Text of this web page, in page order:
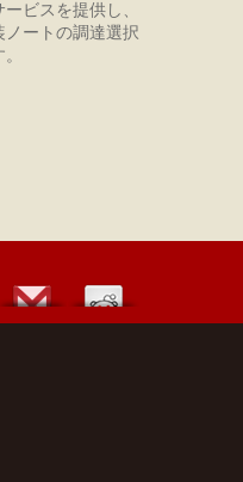
ビスを提供し、
ノートの調達選択